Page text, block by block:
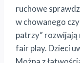
ruchowe
w chowanego
patrzy” rozwijają
fair play. Dzieci